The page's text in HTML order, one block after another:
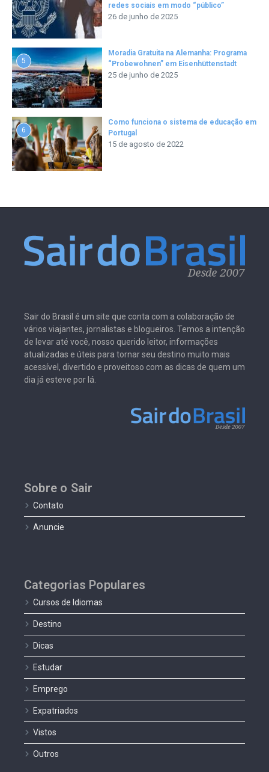
redes sociais em modo “público”
26 de junho de 2025
5
Moradia Gratuita na Alemanha: Programa
“Probewohnen” em Eisenhüttenstadt
25 de junho de 2025
6
Como funciona o sistema de educação em
Portugal
15 de agosto de 2022
Sair do Brasil é um site que conta com a colaboração de
vários viajantes, jornalistas e blogueiros. Temos a intenção
de levar até você, nosso querido leitor, informações
atualizadas e úteis para tornar seu destino muito mais
acessível, divertido e proveitoso com as dicas de quem um
dia já esteve por lá.
Sobre o Sair
Contato
Anuncie
Categorias Populares
Cursos de Idiomas
Destino
Dicas
Estudar
Emprego
Expatriados
Vistos
Outros